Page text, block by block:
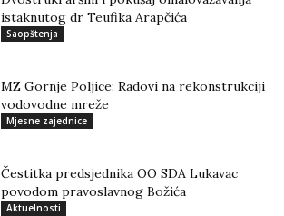
istaknutog dr Teufika Arapčića
Saopštenja
MZ Gornje Poljice: Radovi na rekonstrukciji
vodovodne mreže
Mjesne zajednice
Čestitka predsjednika OO SDA Lukavac
povodom pravoslavnog Božića
Aktuelnosti